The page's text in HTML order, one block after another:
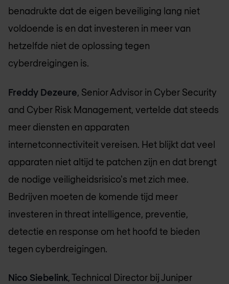
benadrukte dat de eigen beveiliging lang niet
voldoende is en dat investeren in meer van
hetzelfde niet de oplossing tegen
cyberdreigingen is.
Freddy Dezeure, Senior Advisor in Cyber Security
and Cyber Risk Management, vertelde dat steeds
meer diensten en apparaten
internetconnectiviteit vereisen. Het blijkt dat veel
apparaten niet altijd te patchen zijn en dat brengt
de nodige veiligheidsrisico's met zich mee.
Bedrijven moeten de komende tijd meer
investeren in threat intelligence, preventie,
detectie en response om het hoofd te bieden
tegen cyberdreigingen.
Nico Siebelink, Technical Director bij Juniper